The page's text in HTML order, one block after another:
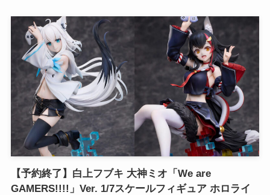
【予約終了】白上フブキ 大神ミオ「We are
GAMERS!!!!」Ver. 1/7スケールフィギュア ホロライ